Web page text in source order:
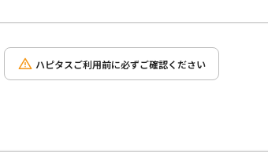
ハピタスご利用前に必ずご確認ください